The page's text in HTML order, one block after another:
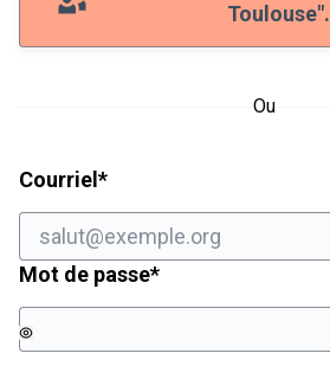
Toulouse".
Ou
Courriel *Champ obligatoire
Mot de passe*Champ obligatoire